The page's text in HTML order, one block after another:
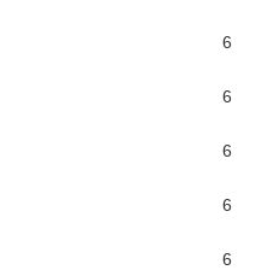
6
6
6
6
6